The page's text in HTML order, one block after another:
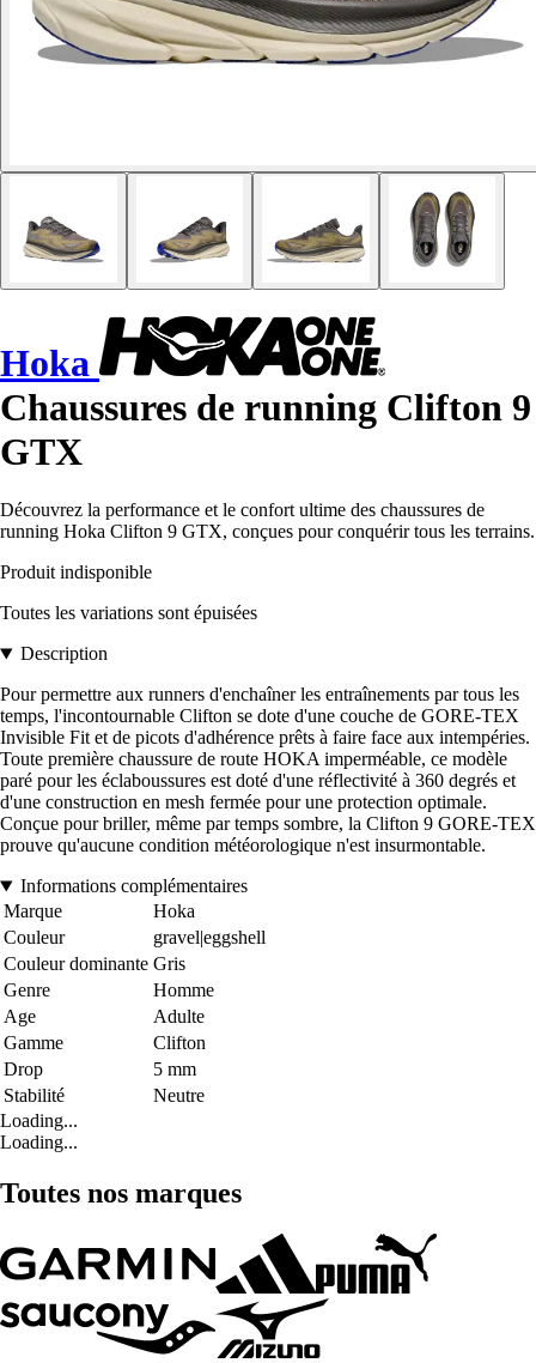
Hoka
Chaussures de running Clifton 9
GTX
Découvrez la performance et le confort ultime des chaussures de
running Hoka Clifton 9 GTX, conçues pour conquérir tous les terrains.
Produit indisponible
Toutes les variations sont épuisées
Description
Pour permettre aux runners d'enchaîner les entraînements par tous les
temps, l'incontournable Clifton se dote d'une couche de GORE-TEX
Invisible Fit et de picots d'adhérence prêts à faire face aux intempéries.
Toute première chaussure de route HOKA imperméable, ce modèle
paré pour les éclaboussures est doté d'une réflectivité à 360 degrés et
d'une construction en mesh fermée pour une protection optimale.
Conçue pour briller, même par temps sombre, la Clifton 9 GORE-TEX
prouve qu'aucune condition météorologique n'est insurmontable.
Informations complémentaires
Marque
Hoka
Couleur
gravel|eggshell
Couleur dominante Gris
Genre
Homme
Age
Adulte
Gamme
Clifton
Drop
5 mm
Stabilité
Neutre
Loading...
Loading...
Toutes nos marques